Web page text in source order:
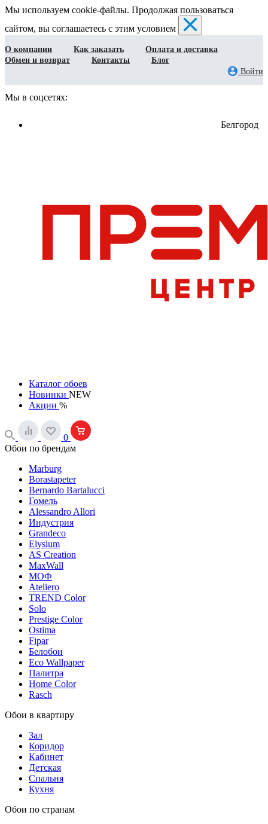
Мы используем cookie-файлы. Продолжая пользоваться
сайтом, вы соглашаетесь с этим условием
О компании Как заказать
Оплата и доставка
Обмен и возврат
Контакты
Блог
Войти
Мы в соцсетях:
Белгород
Каталог обоев
Новинки NEW
Акции %
0
Обои по брендам
Marburg
Borastapeter
Bernardo Bartalucci
Гомель
Alessandro Allori
Индустрия
Grandeco
Elysium
AS Creation
MaxWall
МОФ
Ateliero
TREND Color
Solo
Prestige Color
Ostima
Fipar
Белобои
Eco Wallpaper
Палитра
Home Color
Rasch
Обои в квартиру
Зал
Коридор
Кабинет
Детская
Спальня
Кухня
Обои по странам